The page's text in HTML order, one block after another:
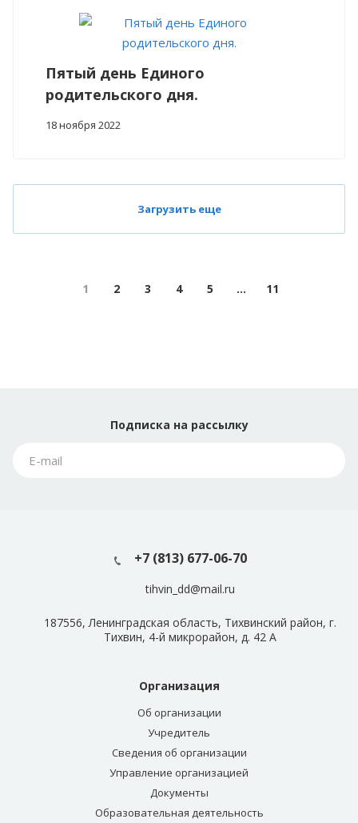
Пятый день Единого
родительского дня.
18 ноября 2022
Загрузить еще
1 2 3 4 5 ... 11
Подписка на рассылку
+7 (813) 677-06-70
tihvin_dd@mail.ru
187556, Ленинградская область, Тихвинский район, г.
Тихвин, 4-й микрорайон, д. 42 А
Организация
Об организации
Учредитель
Сведения об организации
Управление организацией
Документы
Образовательная деятельность